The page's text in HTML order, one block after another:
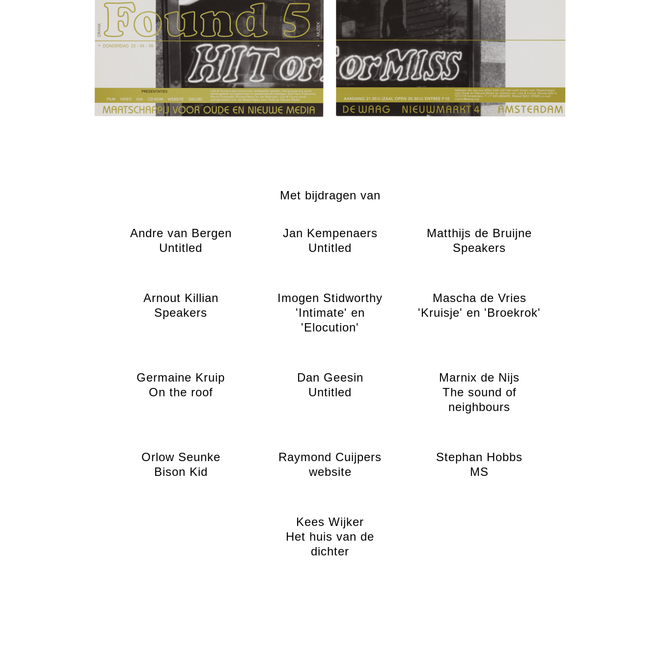
Met bijdragen van
Andre van Bergen
Untitled
Jan Kempenaers
Untitled
Matthijs de Bruijne
Speakers
Arnout Killian
Speakers
Imogen Stidworthy
'Intimate' en
'Elocution'
Mascha de Vries
'Kruisje' en 'Broekrok'
Germaine Kruip
On the roof
Dan Geesin
Untitled
Marnix de Nijs
The sound of
neighbours
Orlow Seunke
Bison Kid
Raymond Cuijpers
website
Stephan Hobbs
MS
Kees Wijker
Het huis van de
dichter